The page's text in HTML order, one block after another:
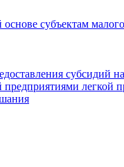
субъектам
субсидий
предприятиями легкой